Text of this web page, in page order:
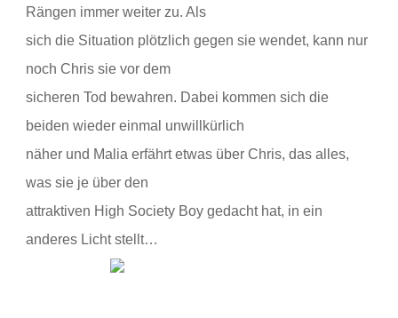
Rängen immer weiter zu. Als
sich die Situation plötzlich gegen sie wendet, kann nur
noch Chris sie vor dem
sicheren Tod bewahren. Dabei kommen sich die
beiden wieder einmal unwillkürlich
näher und Malia erfährt etwas über Chris, das alles,
was sie je über den
attraktiven High Society Boy gedacht hat, in ein
anderes Licht stellt…